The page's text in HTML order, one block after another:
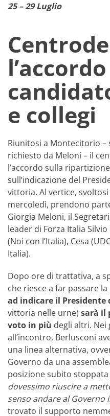
25 – 29 Luglio
e collegi
Riunitosi a Montecitorio
richiesto da Meloni – il
l’accordo sulla
sull’indicazione del
vittoria. Al vertice,
mercoledì, prendono
Giorgia Meloni, il
leader di Forza Italia
(Noi con l’Italia), Cesa
Italia).
Dopo ore di trattativa, a
che riesce a far passare
ad indicare il Presidente
vittoria nelle urne) sarà il
voto in più degli altri.
all’incontro, Berlusconi
una linea alternativa,
Governo da una
posizione subito stoppata
dovessimo riuscire a
senso andare al Governo
trovato il supporto